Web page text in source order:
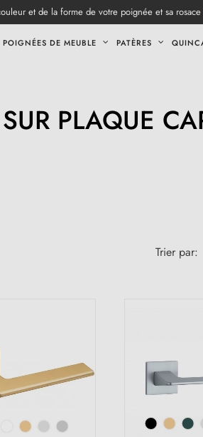
et de la forme de votre poignée et sa
POIGNÉES DE MEUBLE PATÈRES
PLAQUE
Trier par: